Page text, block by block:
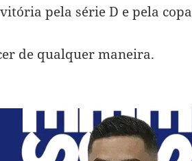
pela série D e pela copa
de qualquer maneira.